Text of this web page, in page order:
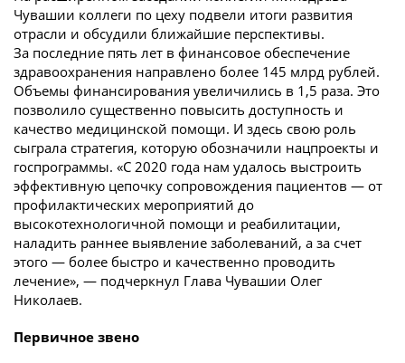
Чувашии коллеги по цеху подвели итоги развития
отрасли и обсудили ближайшие перспективы.
За последние пять лет в финансовое обеспечение
здравоохранения направлено более 145 млрд рублей.
Объемы финансирования увеличились в 1,5 раза. Это
позволило существенно повысить доступность и
качество медицинской помощи. И здесь свою роль
сыграла стратегия, которую обозначили нацпроекты и
госпрограммы. «С 2020 года нам удалось выстроить
эффективную цепочку сопровождения пациентов — от
профилактических мероприятий до
высокотехнологичной помощи и реабилитации,
наладить раннее выявление заболеваний, а за счет
этого — более быстро и качественно проводить
лечение», — подчеркнул Глава Чувашии Олег
Николаев.
Первичное звено